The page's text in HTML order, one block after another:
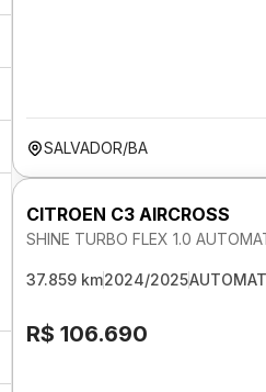
SALVADOR/BA
CITROEN C3 AIRCROSS
SHINE TURBO FLEX 1.0
37.859 km2024/2025
R$ 106.690